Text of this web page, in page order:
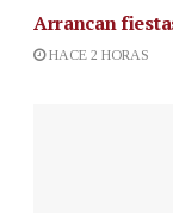
Arrancan
HACE 2 HORAS